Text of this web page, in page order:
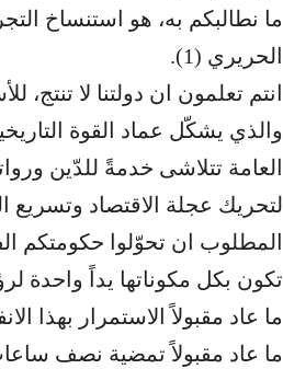
ما نطالبكم به، هو استنساخ
الحريري (1).
انتم تعلمون ان دولتنا لا
والذي يشكّل عماد القوة
العامة تتلاشى خدمةً للدّين
لتحريك عجلة الاقتصاد وتسريع
المطلوب ان تحوّلوا حكومتكم
تكون بكل مكوناتها يداً واحدة
ما عاد مقبولاً الاستمرار بهذا
ما عاد مقبولاً تمضية نصف